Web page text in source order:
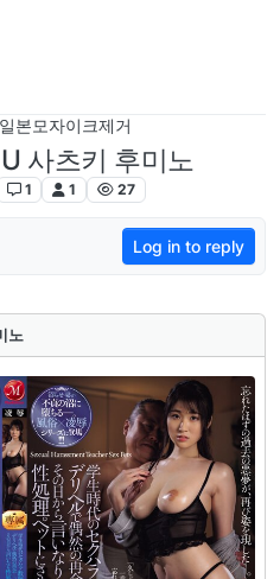
일본모자이크제거
사츠키 후미노
1 1 27
Log in to reply
노